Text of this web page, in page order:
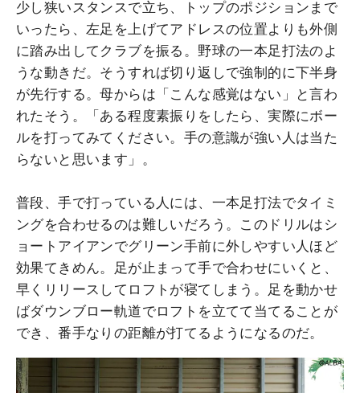
少し狭いスタンスで立ち、トップのポジションまで
いったら、左足を上げてアドレスの位置よりも外側
に踏み出してクラブを振る。野球の一本足打法のよ
うな動きだ。そうすれば切り返しで強制的に下半身
が先行する。母からは「こんな感覚はない」と言わ
れたそう。「ある程度素振りをしたら、実際にボー
ルを打ってみてください。手の意識が強い人は当た
らないと思います」。
普段、手で打っている人には、一本足打法でタイミ
ングを合わせるのは難しいだろう。このドリルはシ
ョートアイアンでグリーン手前に外しやすい人ほど
効果てきめん。足が止まって手で合わせにいくと、
早くリリースしてロフトが寝てしまう。足を動かせ
ばダウンブロー軌道でロフトを立てて当てることが
でき、番手なりの距離が打てるようになるのだ。